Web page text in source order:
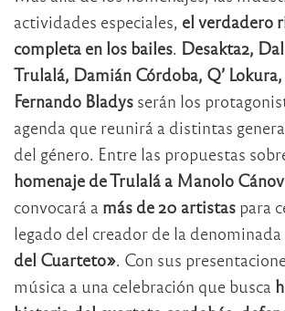
actividades especiales, el verdadero
completa en los bailes. Desakta2,
Trulalá, Damián Córdoba, Q’ Lokura,
Fernando Bladys serán los
agenda que reunirá a distintas
del género. Entre las propuestas
homenaje de Trulalá a Manolo
convocará a más de 20 artistas para
legado del creador de la denominada
del Cuarteto». Con sus
música a una celebración que busca